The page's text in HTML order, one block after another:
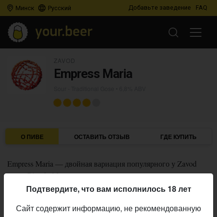
Минск Русский Добавьте заведение FAQ
Empress Maria
О ПИВЕ ОСТАВИТЬ ОТЗЫВ ГДЕ КУПИТЬ
Empress Maria — двойная вариация популярного у Zavod
сортаBloody Mary.
Показать описание производителя
Пивоварня:
Zavod
Подтвердите, что вам исполнилось 18 лет
Сайт содержит информацию, не рекомендованную